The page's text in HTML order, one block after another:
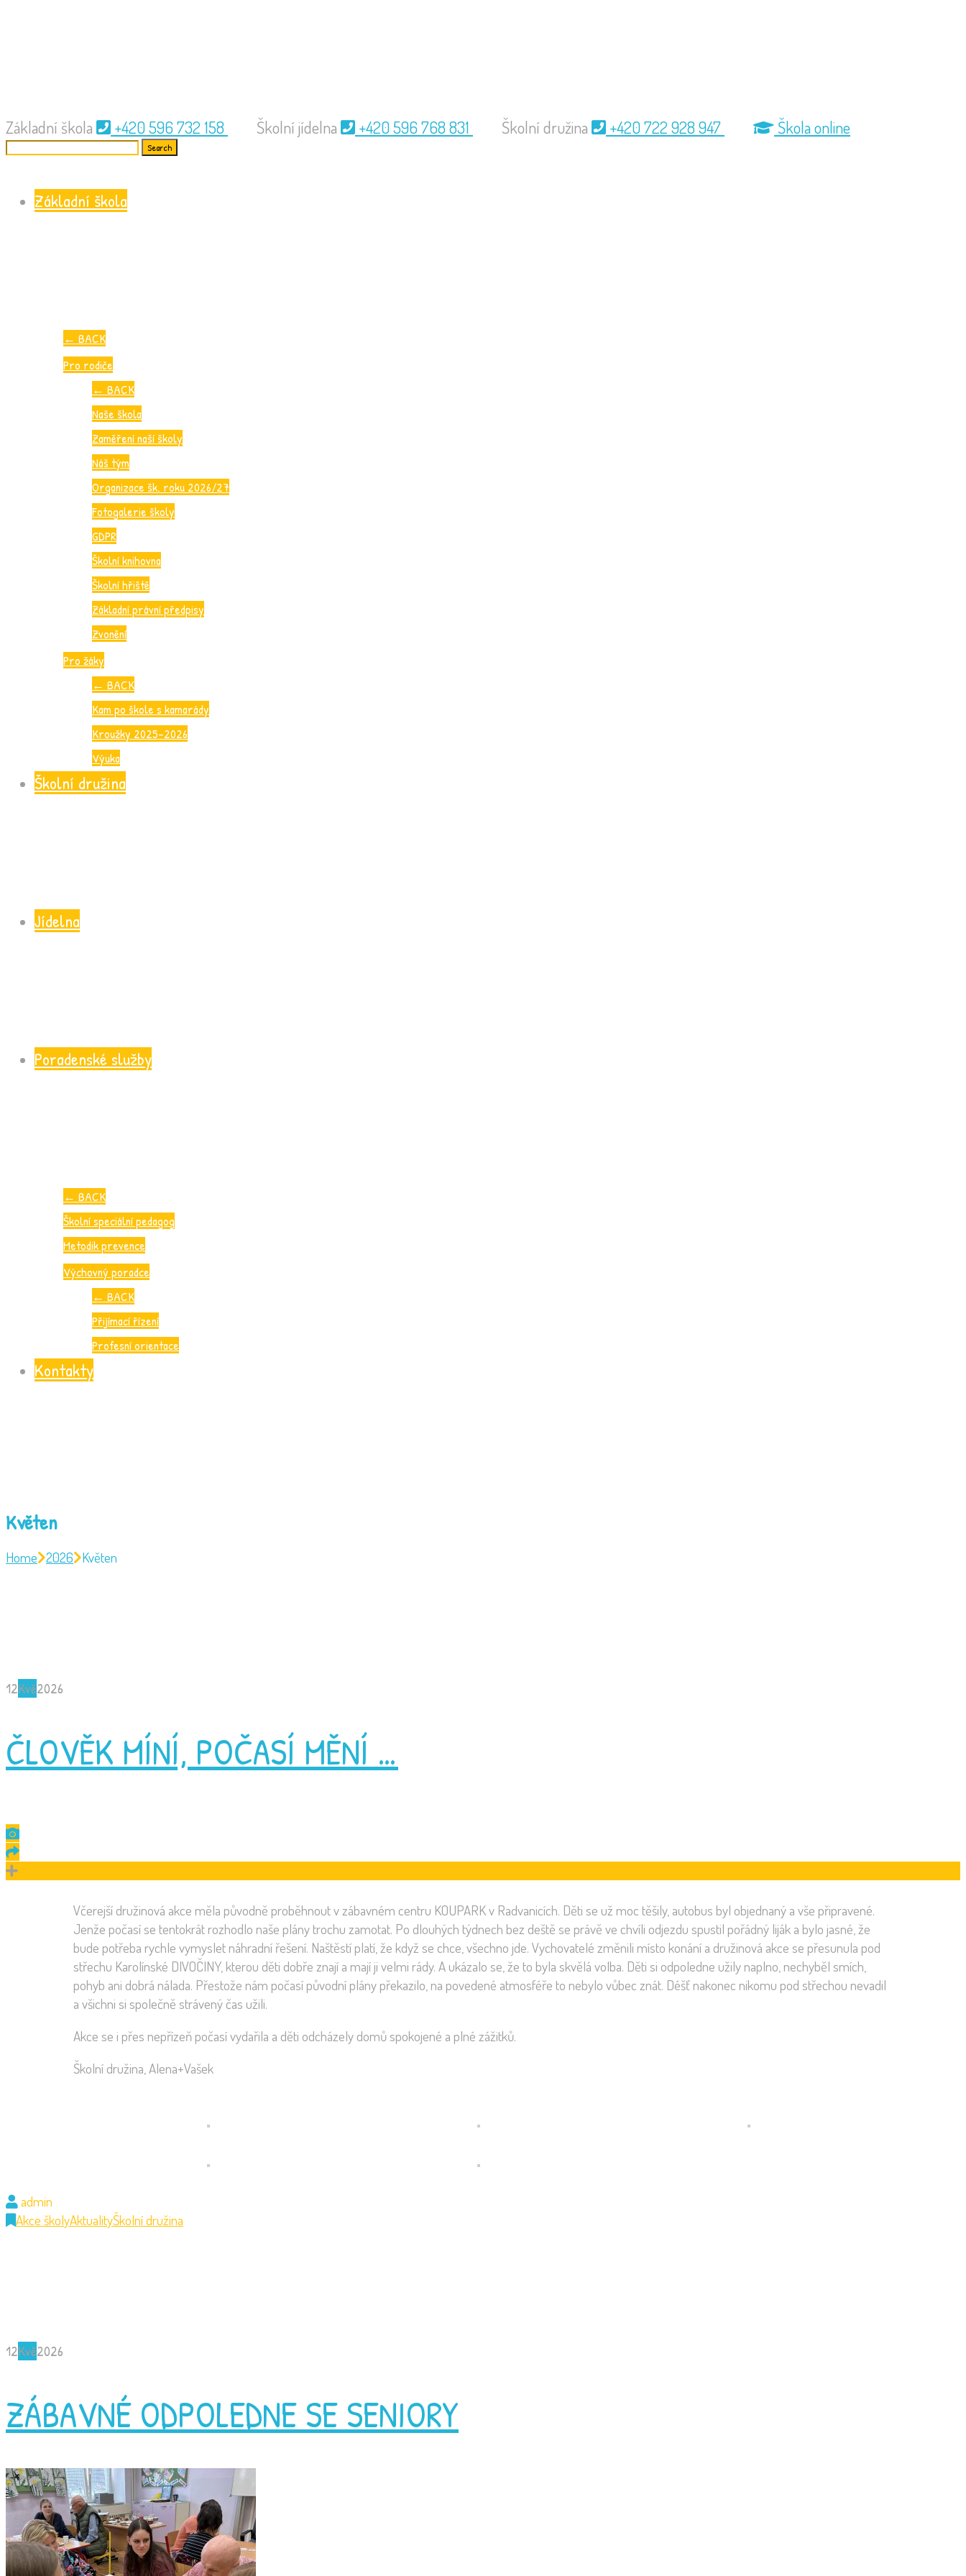
Základní škola +420 596 732 158 Školní jídelna +420 596 768 831 Školní družina +420 722 928 947 Škola online
Základní škola
← BACK
Pro rodiče
← BACK
Naše škola
Zaměření naší školy
Náš tým
Organizace šk. roku 2026/27
Fotogalerie školy
GDPR
Školní knihovna
Školní hřiště
Základní právní předpisy
Zvonění
Pro žáky
← BACK
Kam po škole s kamarády
Kroužky 2025-2026
Výuka
Školní družina
Jídelna
Poradenské služby
← BACK
Školní speciální pedagog
Metodik prevence
Výchovný poradce
← BACK
Přijímací řízení
Profesní orientace
Kontakty
Květen
Home 2026 Květen
12Kvě2026
ČLOVĚK MÍNÍ, POČASÍ MĚNÍ …
Včerejší družinová akce měla původně proběhnout v zábavném centru KOUPARK v Radvanicích. Děti se už moc těšily, autobus byl objednaný a vše připravené.
Jenže počasí se tentokrát rozhodlo naše plány trochu zamotat. Po dlouhých týdnech bez deště se právě ve chvíli odjezdu spustil pořádný liják a bylo jasné, že
bude potřeba rychle vymyslet náhradní řešení. Naštěstí platí, že když se chce, všechno jde. Vychovatelé změnili místo konání a družinová akce se přesunula pod
střechu Karolínské DIVOČINY, kterou děti dobře znají a mají ji velmi rády. A ukázalo se, že to byla skvělá volba. Děti si odpoledne užily naplno, nechyběl smích,
pohyb ani dobrá nálada. Přestože nám počasí původní plány překazilo, na povedené atmosféře to nebylo vůbec znát. Déšť nakonec nikomu pod střechou nevadil
a všichni si společně strávený čas užili.
Akce se i přes nepřízeň počasí vydařila a děti odcházely domů spokojené a plné zážitků.
Školní družina, Alena+Vašek
admin
Akce školyAktualityŠkolní družina
12Kvě2026
ZÁBAVNÉ ODPOLEDNE SE SENIORY